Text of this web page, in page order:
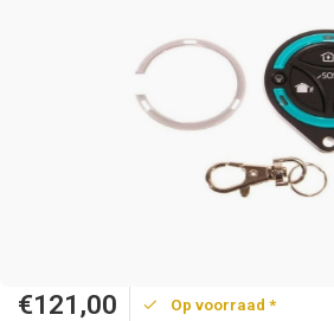
€121,00 Op voorraad *